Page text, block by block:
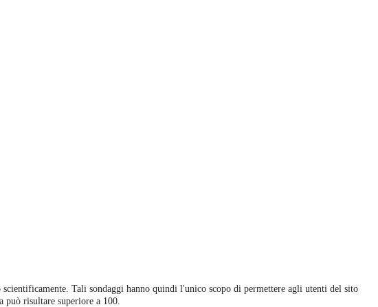
Tali sondaggi hanno quindi l'unico scopo di permettere agli utenti del sito
risultare superiore a 100.